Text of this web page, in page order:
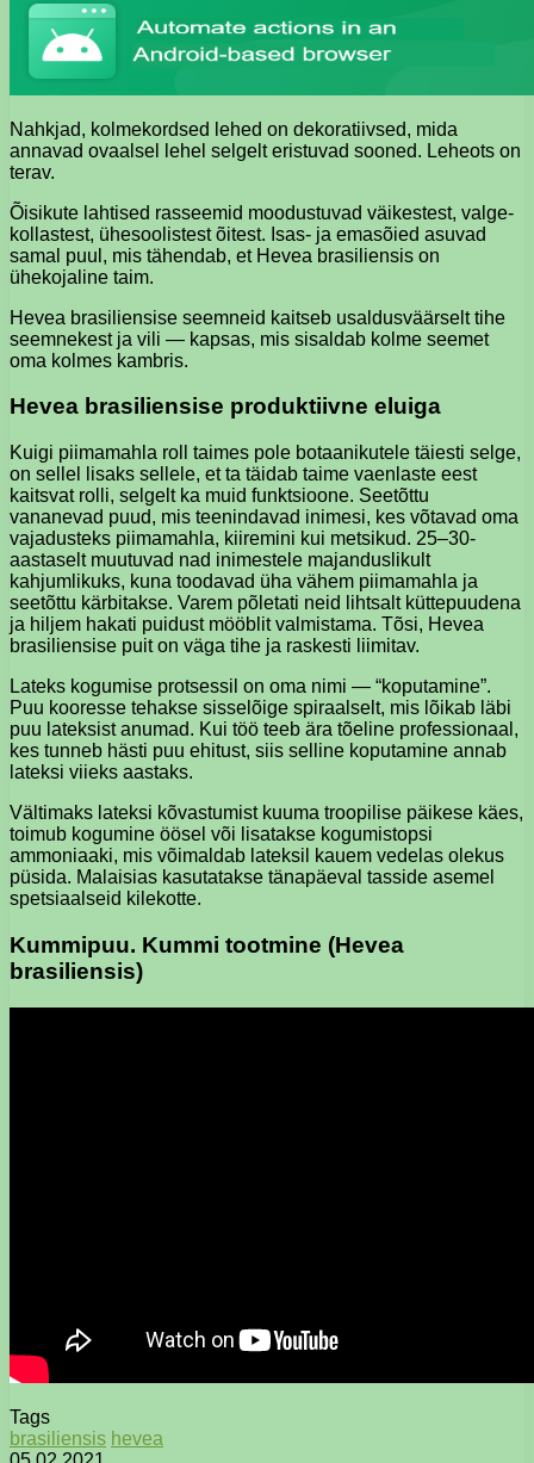
Nahkjad, kolmekordsed lehed on dekoratiivsed, mida
annavad ovaalsel lehel selgelt eristuvad sooned. Leheots on
terav.
Õisikute lahtised rasseemid moodustuvad väikestest, valge-
kollastest, ühesoolistest õitest. Isas- ja emasõied asuvad
samal puul, mis tähendab, et Hevea brasiliensis on
ühekojaline taim.
Hevea brasiliensise seemneid kaitseb usaldusväärselt tihe
seemnekest ja vili — kapsas, mis sisaldab kolme seemet
oma kolmes kambris.
Hevea brasiliensise produktiivne eluiga
Kuigi piimamahla roll taimes pole botaanikutele täiesti selge,
on sellel lisaks sellele, et ta täidab taime vaenlaste eest
kaitsvat rolli, selgelt ka muid funktsioone. Seetõttu
vananevad puud, mis teenindavad inimesi, kes võtavad oma
vajadusteks piimamahla, kiiremini kui metsikud. 25–30-
aastaselt muutuvad nad inimestele majanduslikult
kahjumlikuks, kuna toodavad üha vähem piimamahla ja
seetõttu kärbitakse. Varem põletati neid lihtsalt küttepuudena
ja hiljem hakati puidust mööblit valmistama. Tõsi, Hevea
brasiliensise puit on väga tihe ja raskesti liimitav.
Lateks kogumise protsessil on oma nimi — “koputamine”.
Puu kooresse tehakse sisselõige spiraalselt, mis lõikab läbi
puu lateksist anumad. Kui töö teeb ära tõeline professionaal,
kes tunneb hästi puu ehitust, siis selline koputamine annab
lateksi viieks aastaks.
Vältimaks lateksi kõvastumist kuuma troopilise päikese käes,
toimub kogumine öösel või lisatakse kogumistopsi
ammoniaaki, mis võimaldab lateksil kauem vedelas olekus
püsida. Malaisias kasutatakse tänapäeval tasside asemel
spetsiaalseid kilekotte.
Kummipuu. Kummi tootmine (Hevea
brasiliensis)
Tags
brasiliensis hevea